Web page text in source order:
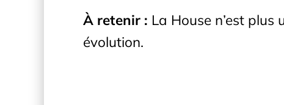
À retenir : La House n’est plus
évolution.